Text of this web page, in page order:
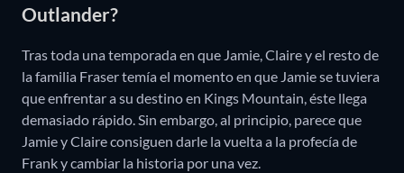
Outlander?
Tras toda una temporada en que Jamie, Claire y el resto de
la familia Fraser temía el momento en que Jamie se tuviera
que enfrentar a su destino en Kings Mountain, éste llega
demasiado rápido. Sin embargo, al principio, parece que
Jamie y Claire consiguen darle la vuelta a la profecía de
Frank y cambiar la historia por una vez.